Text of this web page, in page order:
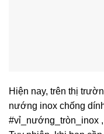
Hiện nay, trên thị
nướng inox chống
#vỉ_nướng_tròn_inox